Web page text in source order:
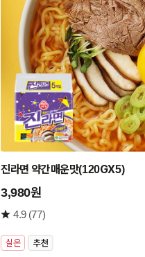
진라면 약간매운맛(120GX5)
3,980원
4.9 (77)
실온